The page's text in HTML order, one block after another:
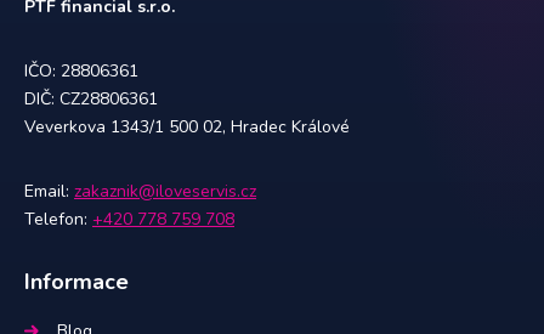
PTF financial s.r.o.
IČO: 28806361
DIČ: CZ28806361
Veverkova 1343/1 500 02, Hradec Králové
Email: zakaznik@iloveservis.cz
Telefon: +420 778 759 708
Informace